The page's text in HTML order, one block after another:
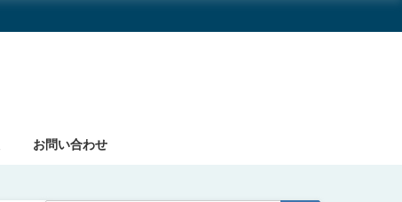
お問い合わせ